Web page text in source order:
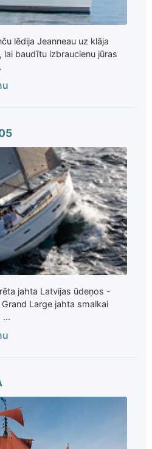
lēdija Jeanneau uz klāja
lai baudītu izbraucienu jūras
jahta Latvijas ūdeņos -
Large jahta smalkai
...